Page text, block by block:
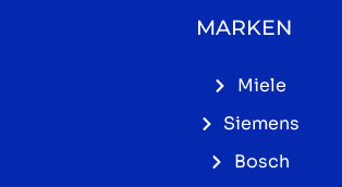
MARKEN
Miele
Siemens
Bosch